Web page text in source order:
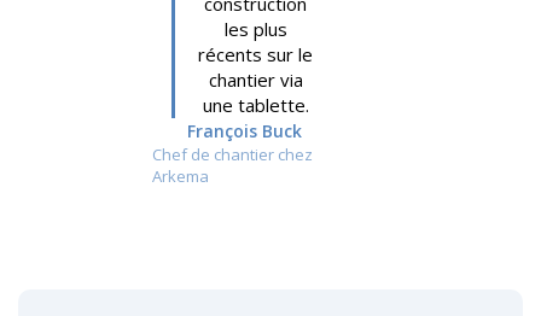
les plus
récents sur le
chantier via
une tablette.
François Buck
Chef de chantier chez
Arkema